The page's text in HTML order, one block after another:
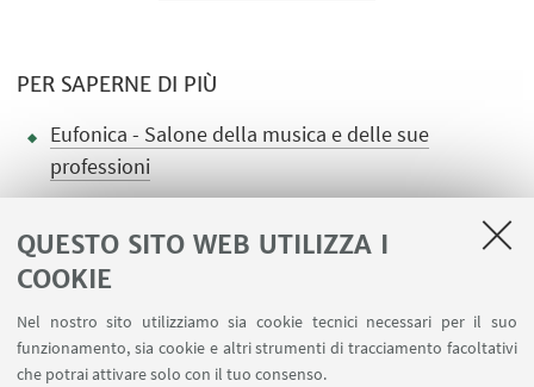
QUESTO SITO WEB UTILIZZA I
COOKIE
Nel nostro sito utilizziamo sia cookie tecnici necessari per il suo
funzionamento, sia cookie e altri strumenti di tracciamento facoltativi
che potrai attivare solo con il tuo consenso.
PER SAPERNE DI PIÙ
Eufonica - Salone della musica e delle sue
professioni
Area riservata
Contatti